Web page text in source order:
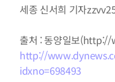
세종 신서희 기자
출처 : 동양일보
http://
idxno=698493